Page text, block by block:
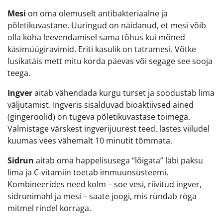
Mesi on oma olemuselt antibakteriaalne ja
põletikuvastane. Uuringud on näidanud, et mesi võib
olla köha leevendamisel sama tõhus kui mõned
käsimüügiravimid. Eriti kasulik on tatramesi. Võtke
lusikatäis mett mitu korda päevas või segage see sooja
teega.
Ingveraitab vähendada kurgu turset ja soodustab lima
väljutamist. Ingveris sisalduvad bioaktiivsed ained
(gingeroolid) on tugeva põletikuvastase toimega.
Valmistage värskest ingverijuurest teed, lastes viiludel
kuumas vees vähemalt 10 minutit tõmmata.
Sidrun aitab oma happelisusega “lõigata” läbi paksu
lima ja C-vitamiin toetab immuunsüsteemi.
Kombineerides need kolm – soe vesi, riivitud ingver,
sidrunimahl ja mesi – saate joogi, mis ründab röga
mitmel rindel korraga.